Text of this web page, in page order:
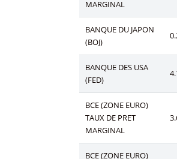
MARGINAL
BANQUE DU JAPON
(BOJ)
BANQUE DES USA
(FED)
BCE (ZONE EURO)
TAUX DE PRET
MARGINAL
BCE (ZONE EURO)